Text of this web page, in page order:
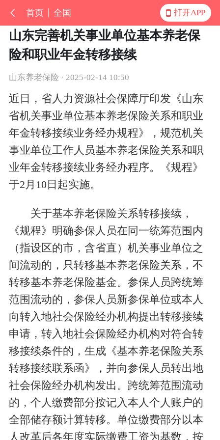
首页 全国 打开APP
山东完善机关事业单位基本养老保
险和职业年金转移接续
山东养老保险 · 2025-02-14 10:50
近日，省人力资源社会保障厅印发《山东
省机关事业单位基本养老保险关系和职业
年金转移接续业务经办规程》，规范机关
事业单位工作人员基本养老保险关系和职
业年金转移接续业务经办程序。《规程》
于2月10日起实施。
关于基本养老保险关系转移接续，
《规程》明确参保人员在同一统筹范围内
（指设区的市，含省直）机关事业单位之
间流动的，只转移基本养老保险关系，不
转移基本养老保险基金。参保人员跨统筹
范围流动的，参保人员新参保单位或本人
向转入地社会保险经办机构提出转移接续
申请，转入地社会保险经办机构对符合转
移接续条件的，生成《基本养老保险关系
转移接续联系函》，并向参保人员转出地
社会保险经办机构发出。跨统筹范围流动
的，个人缴费部分按记入本人个人账户的
全部储存额计算转移。单位缴费部分以本
人改革后各年度实际缴费工资为基数，按